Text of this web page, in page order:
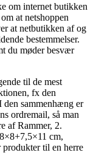
om internet butikken
at netshoppen
at netbutikken af og
bestemmelser.
du møder besvær
til de mest
fx den
sammenhæng er
ordremail, så man
af Rammer, 2.
cm,
til en herre